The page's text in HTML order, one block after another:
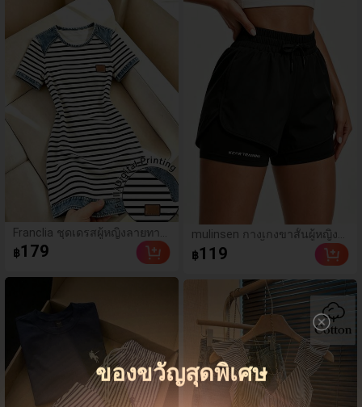
Franclia ชุดเดรสผู้หญิงลายทาง
สีดำขาวแบบแพตช์เวิร์ก
เอฟเฟกต์เดนิม สำหรับฤดูร้อน
฿179
mulinsen กางเกงขาสั้นผู้หญิง
แบบสบายๆ สีพื้น หลวม
อเนกประสงค์ กางเกงขาสั้น
และการฝึกซ้อมกีฬาในฤดูร้อน
฿119
ของขวัญสุดพิเศษ